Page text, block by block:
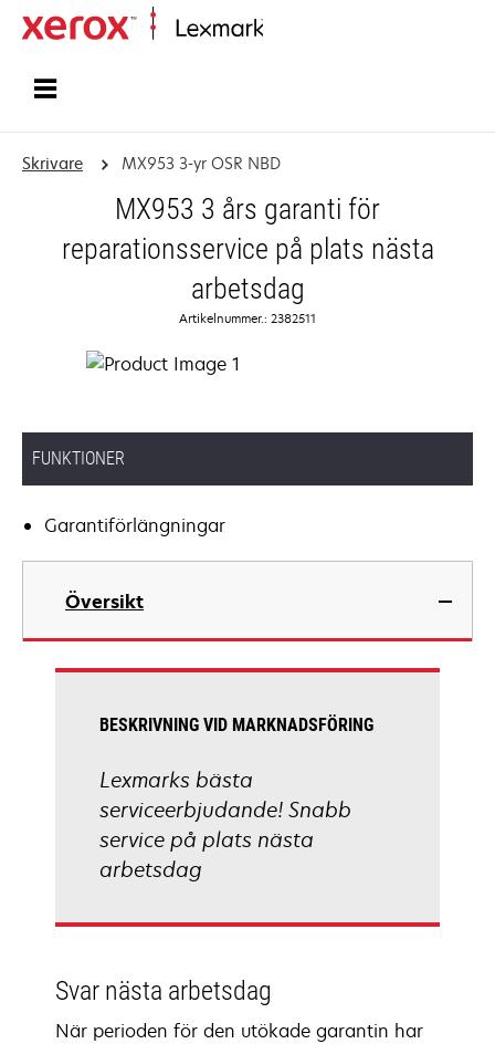
Skrivare MX953 3-yr OSR NBD
MX953 3 års garanti för
reparationsservice på plats nästa
arbetsdag
Artikelnummer.: 2382511
FUNKTIONER
Garantiförlängningar
Översikt
BESKRIVNING VID MARKNADSFÖRING
Lexmarks bästa
serviceerbjudande! Snabb
service på plats nästa
arbetsdag
Svar nästa arbetsdag
När perioden för den utökade garantin har